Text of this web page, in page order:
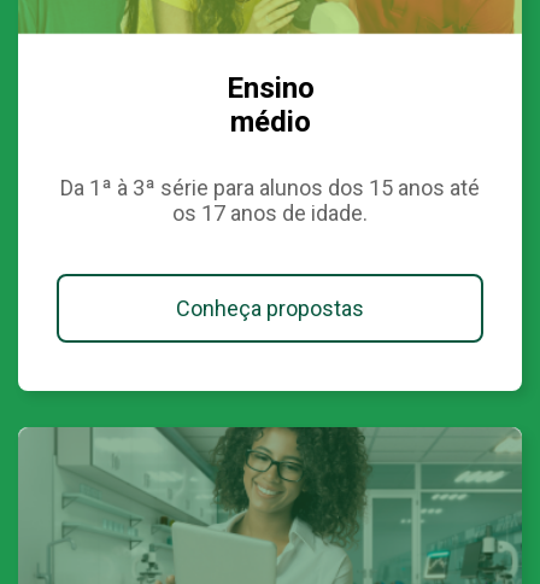
Ensino
médio
Da 1ª à 3ª série para alunos dos 15 anos até
os 17 anos de idade.
Conheça propostas